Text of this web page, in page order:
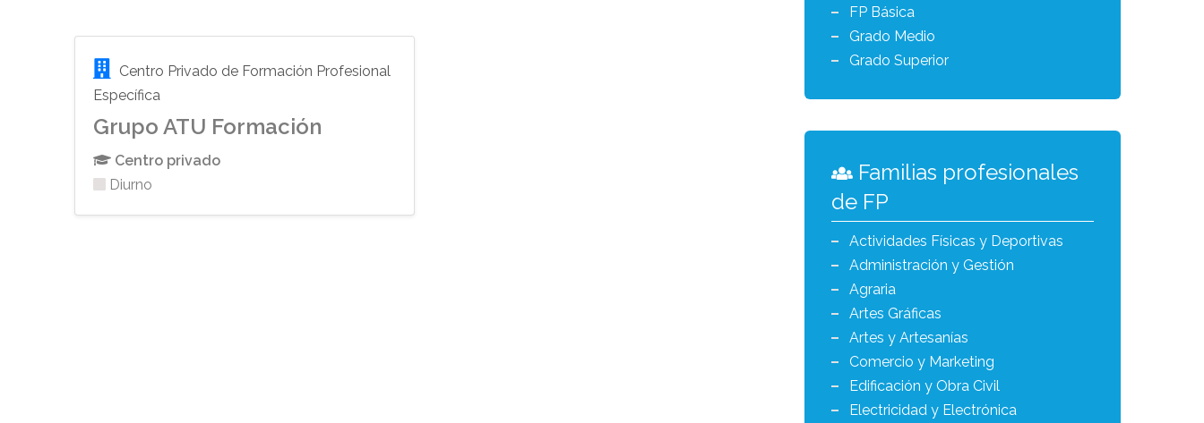
Centro Privado de Formación Profesional
Específica
Grupo ATU Formación
Centro privado
Diurno
FP Básica
Grado Medio
Grado Superior
Familias profesionales
de FP
Actividades Físicas y Deportivas
Administración y Gestión
Agraria
Artes Gráficas
Artes y Artesanías
Comercio y Marketing
Edificación y Obra Civil
Electricidad y Electrónica